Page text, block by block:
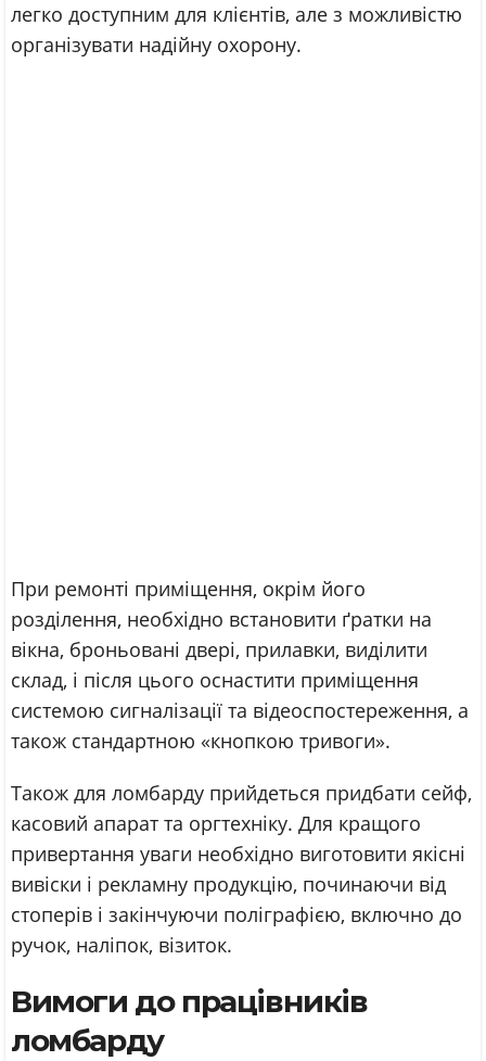
легко доступним для клієнтів, але з можливістю
організувати надійну охорону.
При ремонті приміщення, окрім його
розділення, необхідно встановити ґратки на
вікна, броньовані двері, прилавки, виділити
склад, і після цього оснастити приміщення
системою сигналізації та відеоспостереження, а
також стандартною «кнопкою тривоги».
Також для ломбарду прийдеться придбати сейф,
касовий апарат та оргтехніку. Для кращого
привертання уваги необхідно виготовити якісні
вивіски і рекламну продукцію, починаючи від
стоперів і закінчуючи поліграфією, включно до
ручок, наліпок, візиток.
Вимоги до працівників
ломбарду